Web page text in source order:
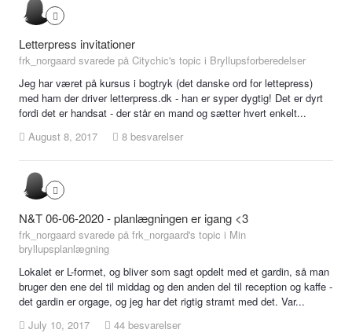
Letterpress invitationer
frk_norgaard svarede på Citychic's topic i Bryllupsforberedelser
Jeg har været på kursus i bogtryk (det danske ord for lettepress)
med ham der driver letterpress.dk - han er syper dygtig! Det er dyrt
fordi det er handsat - der står en mand og sætter hvert enkelt...
August 8, 2017
8 besvarelser
N&T 06-06-2020 - planlægningen er igang <3
frk_norgaard svarede på frk_norgaard's topic i Min
bryllupsplanlægning
Lokalet er L-formet, og bliver som sagt opdelt med et gardin, så man
bruger den ene del til middag og den anden del til reception og kaffe -
det gardin er orgage, og jeg har det rigtig stramt med det. Var...
July 10, 2017
44 besvarelser